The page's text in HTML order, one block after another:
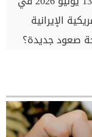
الإيرانية
صعود جديدة؟